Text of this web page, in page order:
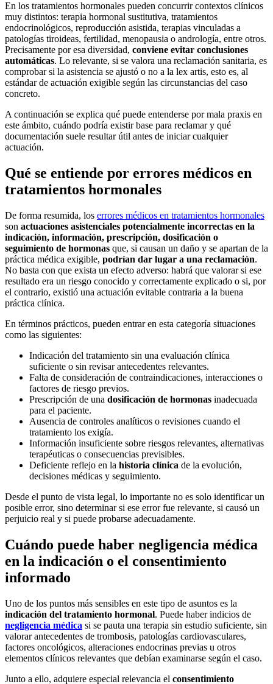
En los tratamientos hormonales pueden concurrir contextos clínicos
muy distintos: terapia hormonal sustitutiva, tratamientos
endocrinológicos, reproducción asistida, terapias vinculadas a
patologías tiroideas, fertilidad, menopausia o andrología, entre otros.
Precisamente por esa diversidad, conviene evitar conclusiones
automáticas. Lo relevante, si se valora una reclamación sanitaria, es
comprobar si la asistencia se ajustó o no a la lex artis, esto es, al
estándar de actuación exigible según las circunstancias del caso
concreto.
A continuación se explica qué puede entenderse por mala praxis en
este ámbito, cuándo podría existir base para reclamar y qué
documentación suele resultar útil antes de iniciar cualquier
actuación.
Qué se entiende por errores médicos en
tratamientos hormonales
De forma resumida, los errores médicos en tratamientos hormonales
son actuaciones asistenciales potencialmente incorrectas en la
indicación, información, prescripción, dosificación o
seguimiento de hormonas que, si causan un daño y se apartan de la
práctica médica exigible, podrían dar lugar a una reclamación.
No basta con que exista un efecto adverso: habrá que valorar si ese
resultado era un riesgo conocido y correctamente explicado o si, por
el contrario, existió una actuación evitable contraria a la buena
práctica clínica.
En términos prácticos, pueden entrar en esta categoría situaciones
como las siguientes:
Indicación del tratamiento sin una evaluación clínica
suficiente o sin revisar antecedentes relevantes.
Falta de consideración de contraindicaciones, interacciones o
factores de riesgo previos.
Prescripción de una dosificación de hormonas inadecuada
para el paciente.
Ausencia de controles analíticos o revisiones cuando el
tratamiento los exigía.
Información insuficiente sobre riesgos relevantes, alternativas
terapéuticas o consecuencias previsibles.
Deficiente reflejo en la historia clínica de la evolución,
decisiones médicas y seguimiento.
Desde el punto de vista legal, lo importante no es solo identificar un
posible error, sino determinar si ese error fue relevante, si causó un
perjuicio real y si puede probarse adecuadamente.
Cuándo puede haber negligencia médica
en la indicación o el consentimiento
informado
Uno de los puntos más sensibles en este tipo de asuntos es la
indicación del tratamiento hormonal. Puede haber indicios de
negligencia médica si se pauta una terapia sin estudio suficiente, sin
valorar antecedentes de trombosis, patologías cardiovasculares,
factores oncológicos, alteraciones endocrinas previas u otros
elementos clínicos relevantes que debían examinarse según el caso.
Junto a ello, adquiere especial relevancia el consentimiento